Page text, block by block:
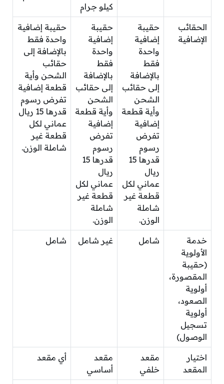
كيلو جرام
الحقائب
الإضافية
حقيبة
إضافية
واحدة
فقط
بالإضافة
إلى حقائب
الشحن
وأية قطعة
إضافية
تفرض
رسوم
قدرها 15
ريال
عماني لكل
قطعة غير
شاملة
الوزن.
حقيبة
إضافية
واحدة
فقط
بالإضافة
إلى حقائب
الشحن
وأية قطعة
إضافية
تفرض
رسوم
قدرها 15
ريال
عماني لكل
قطعة غير
شاملة
الوزن.
حقيبة إضافية
واحدة فقط
بالإضافة إلى
حقائب
الشحن وأية
قطعة إضافية
تفرض رسوم
قدرها 15 ريال
عماني لكل
قطعة غير
شاملة الوزن.
خدمة
الأولوية
(حقيبة
المقصورة،
أولوية
الصعود،
أولوية
تسجيل
الوصول)
شامل غير شامل شامل
اختيار
المقعد
مقعد
خلفي
مقعد
أساسي
أي مقعد